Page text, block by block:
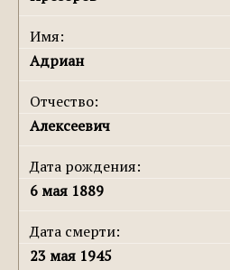
Имя:
Адриан
Отчество:
Алексеевич
Дата рождения:
6 мая 1889
Дата смерти:
23 мая 1945